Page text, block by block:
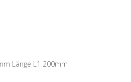
Länge L1 200mm